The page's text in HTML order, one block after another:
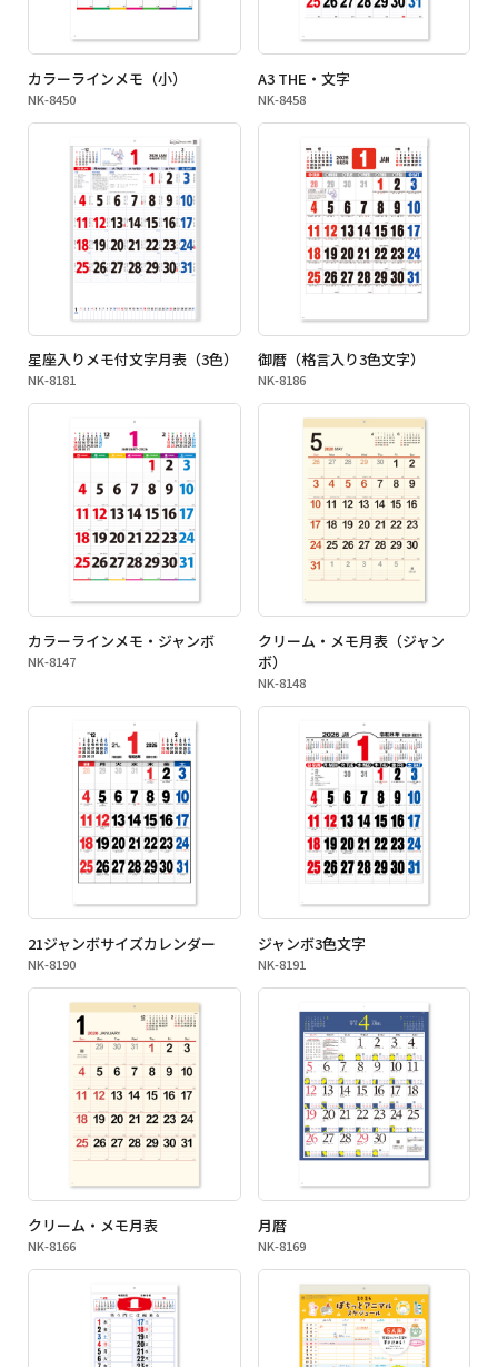
カラーラインメモ（小）
NK-8450
A3 THE・文字
NK-8458
星座入りメモ付文字月表（3色）
NK-8181
御暦（格言入り3色文字）
NK-8186
カラーラインメモ・ジャンボ
NK-8147
クリーム・メモ月表（ジャン
ボ）
NK-8148
21ジャンボサイズカレンダー
NK-8190
ジャンボ3色文字
NK-8191
クリーム・メモ月表
NK-8166
月暦
NK-8169